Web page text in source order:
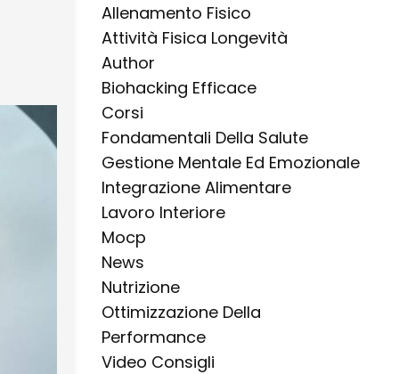
Allenamento Fisico
Attività Fisica Longevità
Author
Biohacking Efficace
Corsi
Fondamentali Della Salute
Gestione Mentale Ed Emozionale
Integrazione Alimentare
Lavoro Interiore
Mocp
News
Nutrizione
Ottimizzazione Della
Performance
Video Consigli